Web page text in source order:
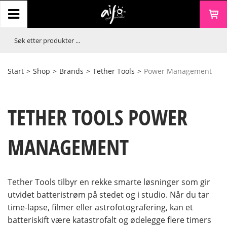
Start > Shop > Brands > Tether Tools > Power Management
TETHER TOOLS POWER
MANAGEMENT
Tether Tools tilbyr en rekke smarte løsninger som gir
utvidet batteristrøm på stedet og i studio. Når du tar
time-lapse, filmer eller astrofotografering, kan et
batteriskift være katastrofalt og ødelegge flere timers